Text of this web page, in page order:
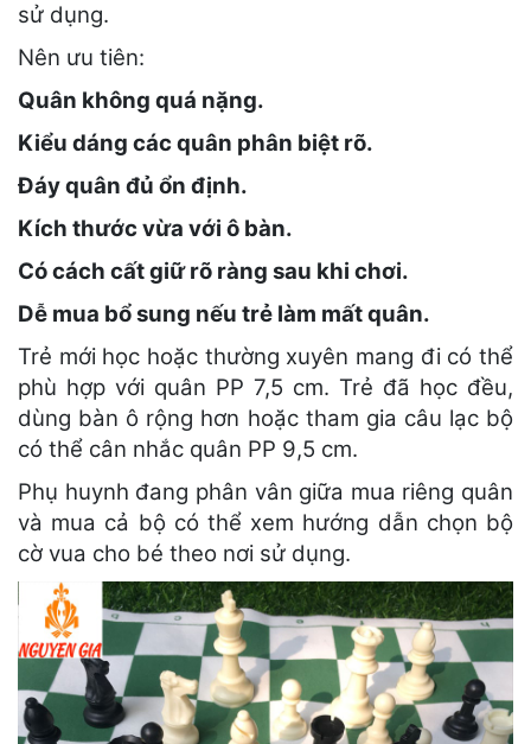
sử dụng.
Nên ưu tiên:
Quân không quá nặng.
Kiểu dáng các quân phân biệt rõ.
Đáy quân đủ ổn định.
Kích thước vừa với ô bàn.
Có cách cất giữ rõ ràng sau khi chơi.
Dễ mua bổ sung nếu trẻ làm mất quân.
Trẻ mới học hoặc thường xuyên mang đi có thể
phù hợp với quân PP 7,5 cm. Trẻ đã học đều,
dùng bàn ô rộng hơn hoặc tham gia câu lạc bộ
có thể cân nhắc quân PP 9,5 cm.
Phụ huynh đang phân vân giữa mua riêng quân
và mua cả bộ có thể xem hướng dẫn chọn bộ
cờ vua cho bé theo nơi sử dụng.